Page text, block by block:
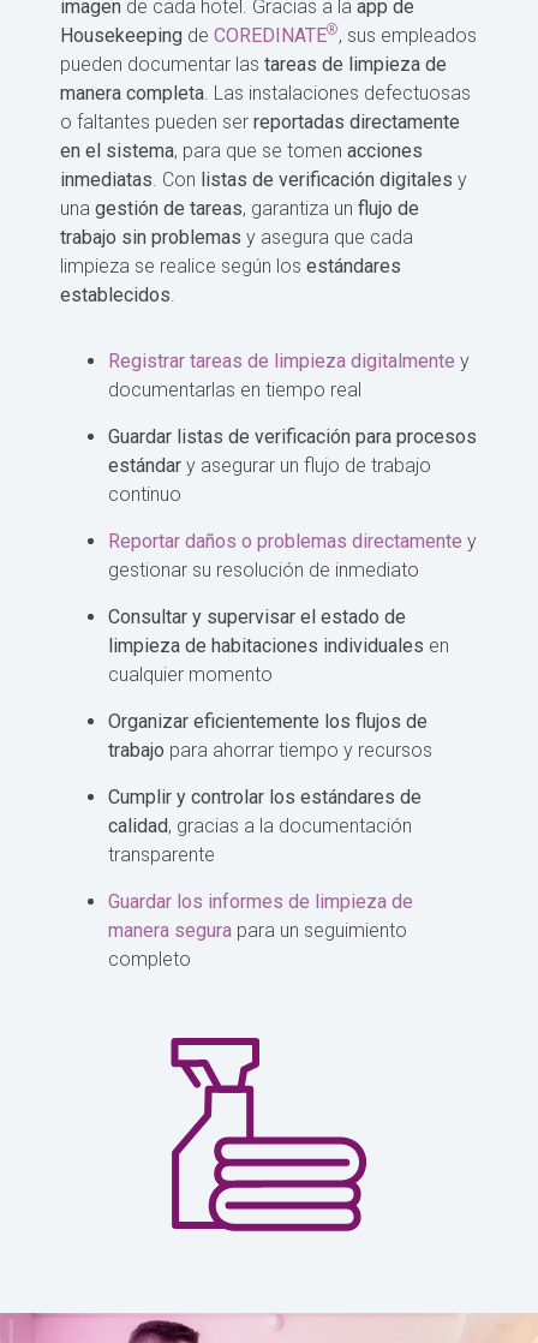
imagen de cada hotel. Gracias a la app de
Housekeeping de COREDINATE®, sus empleados
pueden documentar las tareas de limpieza de
manera completa . Las instalaciones defectuosas
o faltantes pueden ser reportadas directamente
en el sistema, para que se tomen acciones
inmediatas . Con listas de verificación digitales y
una gestión de tareas, garantiza un flujo de
trabajo sin problemas y asegura que cada
limpieza se realice según los estándares
establecidos
Registrar tareas de limpieza digitalmente y
documentarlas en tiempo real
Guardar listas de verificación para procesos
estándar y asegurar un flujo de trabajo
continuo
Reportar daños o problemas directamente y
gestionar su resolución de inmediato
Consultar y supervisar el estado de
limpieza de habitaciones individuales en
cualquier momento
Organizar eficientemente los flujos de
trabajo para ahorrar tiempo y recursos
Cumplir y controlar los estándares de
calidad, gracias a la documentación
transparente
Guardar los informes de limpieza de
manera segura para un seguimiento
completo